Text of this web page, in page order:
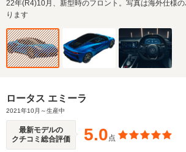
22年(R4)10月、新型時のフロント。写真は海外仕様
ります
ロータス エミーラ
2021年10月～生産中
最新モデルの
クチコミ総合評価
5.0点